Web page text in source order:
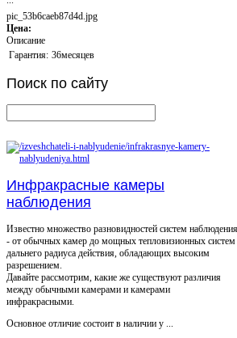
pic_53b6caeb87d4d.jpg
Цена:
Описание
Гарантия: 36месяцев
Поиск по сайту
Инфракрасные камеры
наблюдения
Известно множество разновидностей систем наблюдения
- от обычных камер до мощных тепловизионных систем
дальнего радиуса действия, обладающих высоким
разрешением.
Давайте рассмотрим, какие же существуют различия
между обычными камерами и камерами
инфракрасными.
Основное отличие состоит в наличии у ...